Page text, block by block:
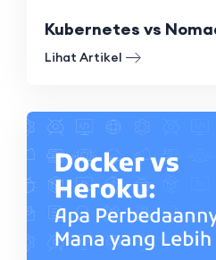
Lihat Artikel